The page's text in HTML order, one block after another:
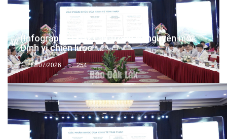
(Infographic) Đắk Lắk trong kỷ nguyên mới:
Định vị chiến lược -...
13/07/2026 254